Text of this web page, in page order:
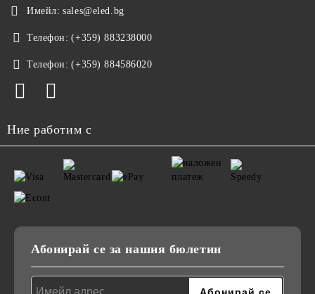
Имейл: sales@eled.bg
Телефон: (+359) 883238000
Телефон: (+359) 884586020
Ние работим с
Абонирай се за нашия бюлетин